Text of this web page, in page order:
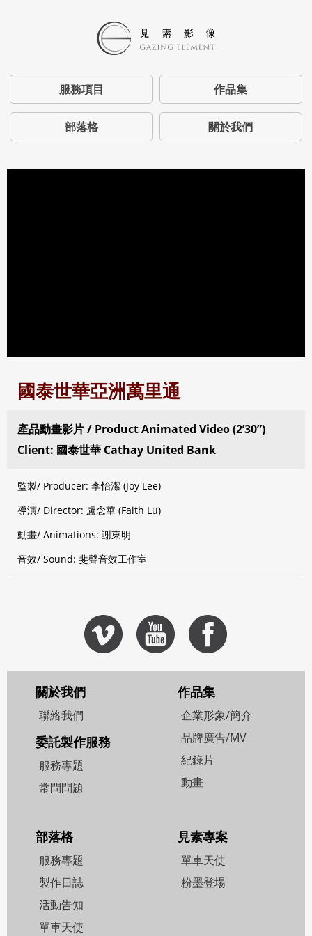
服務項目 作品集
部落格 關於我們
國泰世華亞洲萬里通
產品動畫影片 / Product Animated Video (2’30”)
Client: 國泰世華 Cathay United Bank
監製/ Producer: 李怡潔 (Joy Lee)
導演/ Director: 盧念華 (Faith Lu)
動畫/ Animations: 謝東明
音效/ Sound: 斐聲音效工作室
關於我們
聯絡我們
委託製作服務
服務專題
常問問題
作品集
企業形象/簡介
品牌廣告/MV
紀錄片
動畫
部落格
服務專題
製作日誌
活動告知
單車天使
見素專案
單車天使
粉墨登場